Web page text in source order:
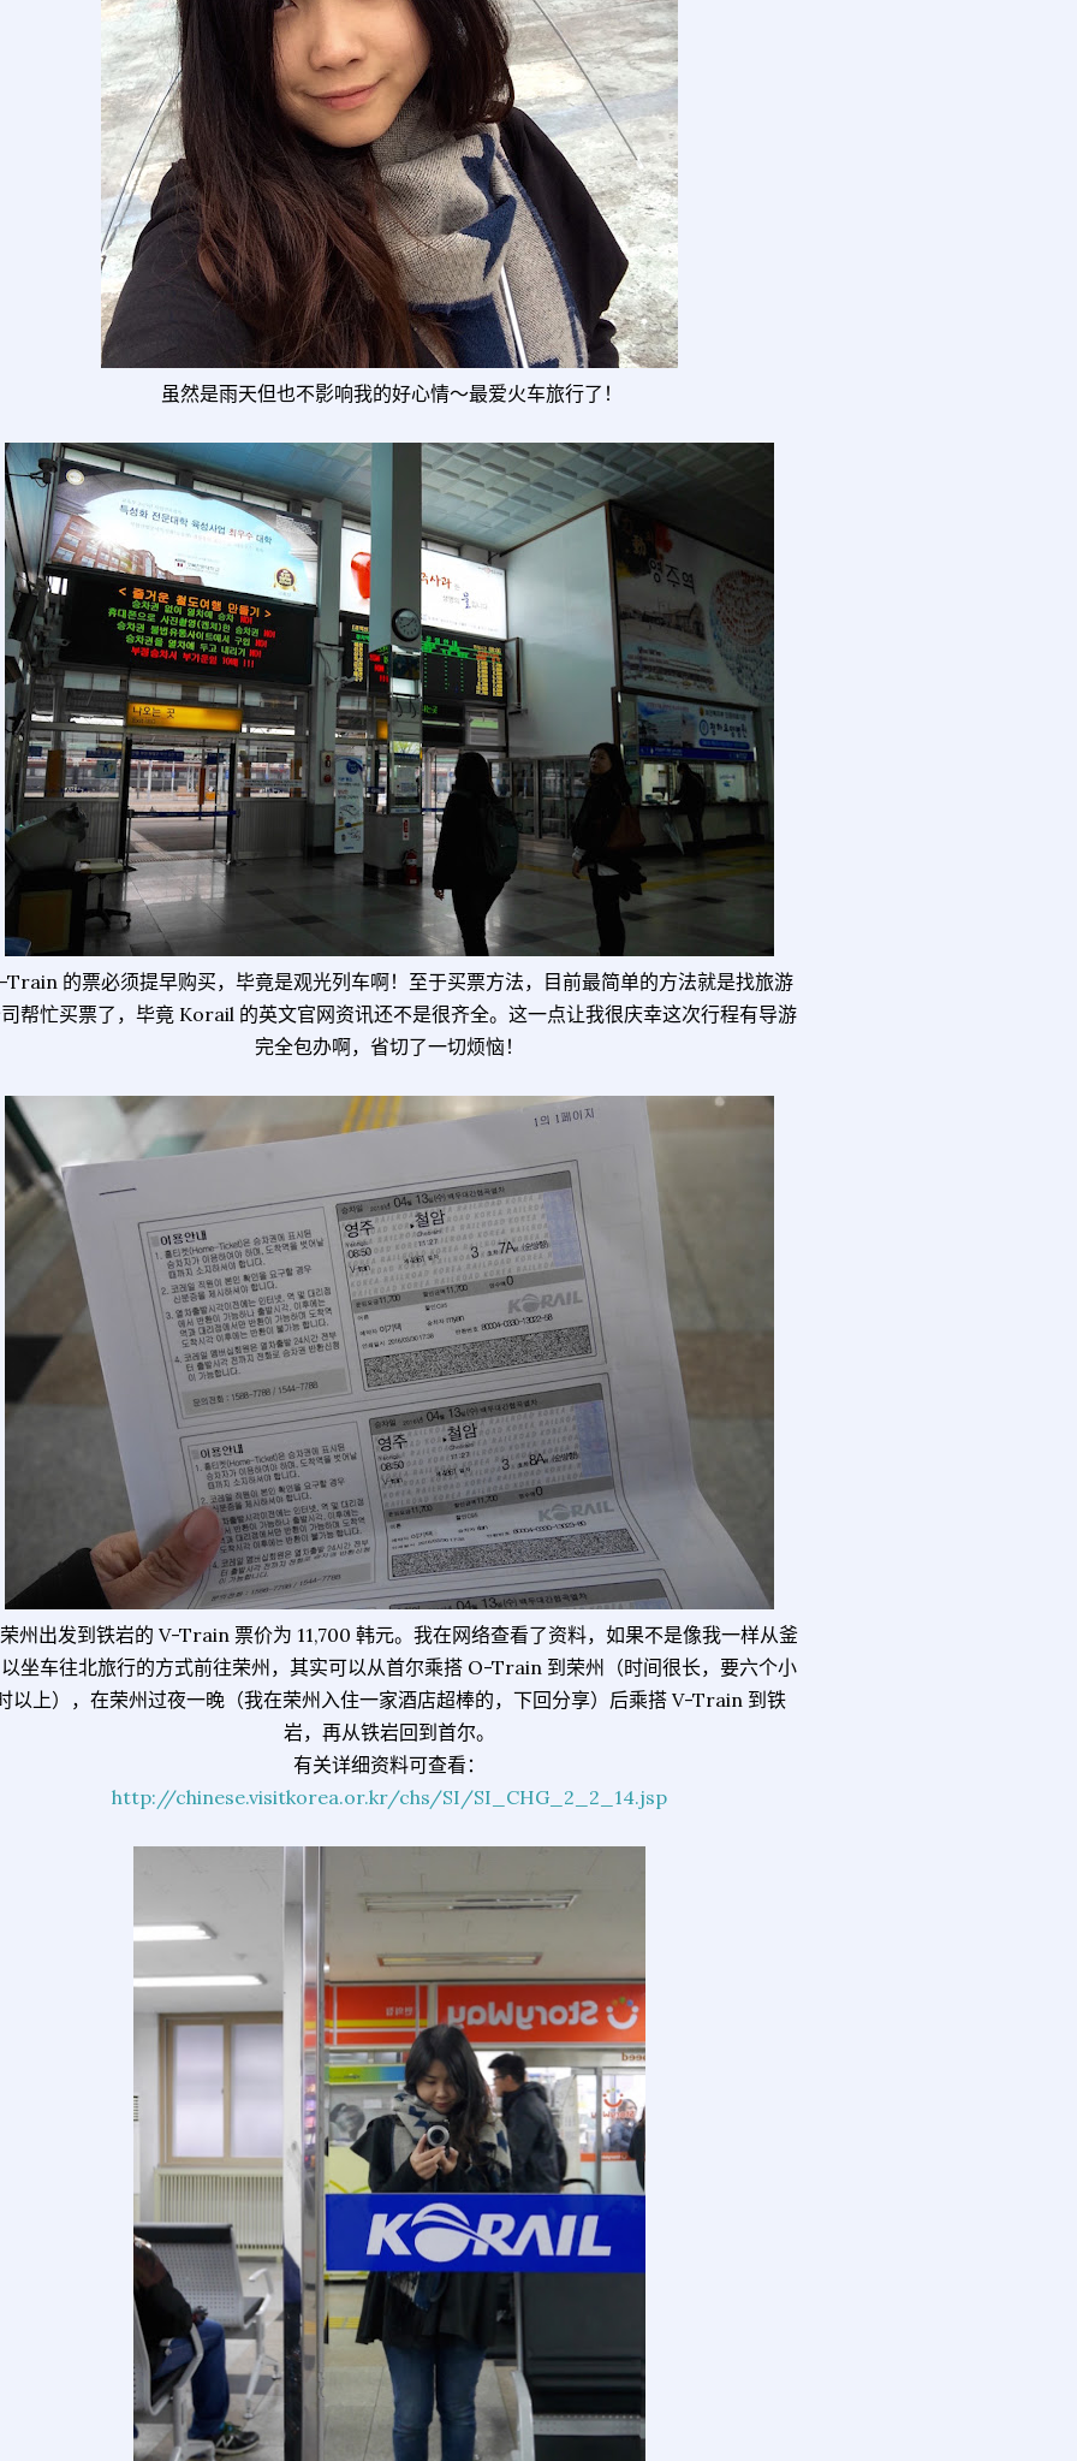
虽然是雨天但也不影响我的好心情～最爱火车旅行了！
Train 的票必须提早购买，毕竟是观光列车啊！至于买票方法，目前最简单的方法就是找旅游
帮忙买票了，毕竟 Korail 的英文官网资讯还不是很齐全。这一点让我很庆幸这次行程有导游
完全包办啊，省切了一切烦恼！
州出发到铁岩的 V-Train 票价为 11,700 韩元。我在网络查看了资料，如果不是像我一样从釜
坐车往北旅行的方式前往荣州，其实可以从首尔乘搭 O-Train 到荣州（时间很长，要六个小
以上），在荣州过夜一晚（我在荣州入住一家酒店超棒的，下回分享）后乘搭 V-Train 到铁
岩，再从铁岩回到首尔。
有关详细资料可查看：
http://chinese.visitkorea.or.kr/chs/SI/SI_CHG_2_2_14.jsp